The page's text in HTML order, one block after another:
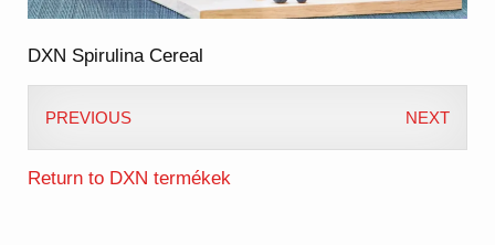
DXN Spirulina Cereal
PREVIOUS NEXT
Return to DXN termékek